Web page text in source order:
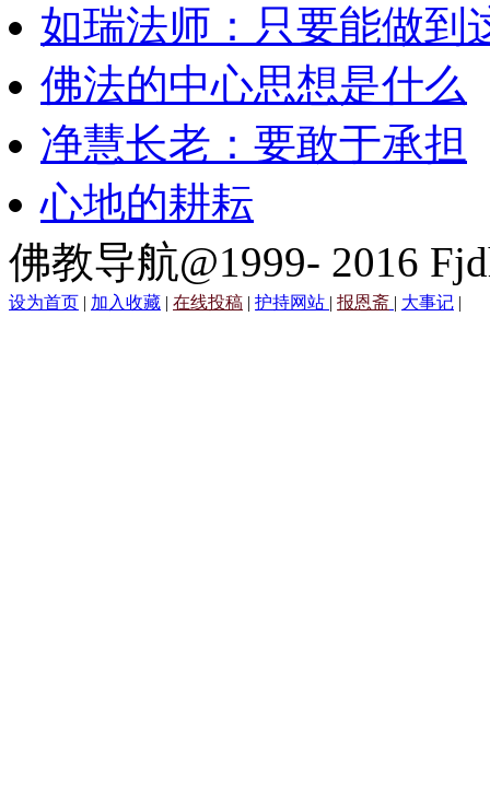
如瑞法师：只要能做到
佛法的中心思想是什么
净慧长老：要敢于承担
心地的耕耘
佛教导航@1999- 2016
设为首页 | 加入收藏 | 在线投稿 | 护持网站 | 报恩斋 | 大事记 |